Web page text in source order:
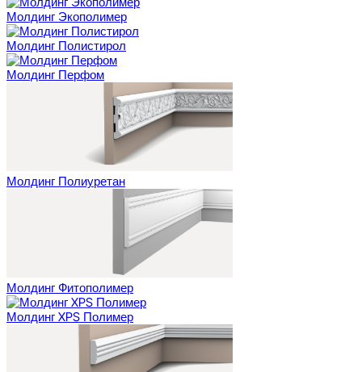
Молдинг Экополимер
Молдинг Полистирол
Молдинг Перфом
Молдинг Полиуретан
Молдинг Фитополимер
Молдинг XPS Полимер